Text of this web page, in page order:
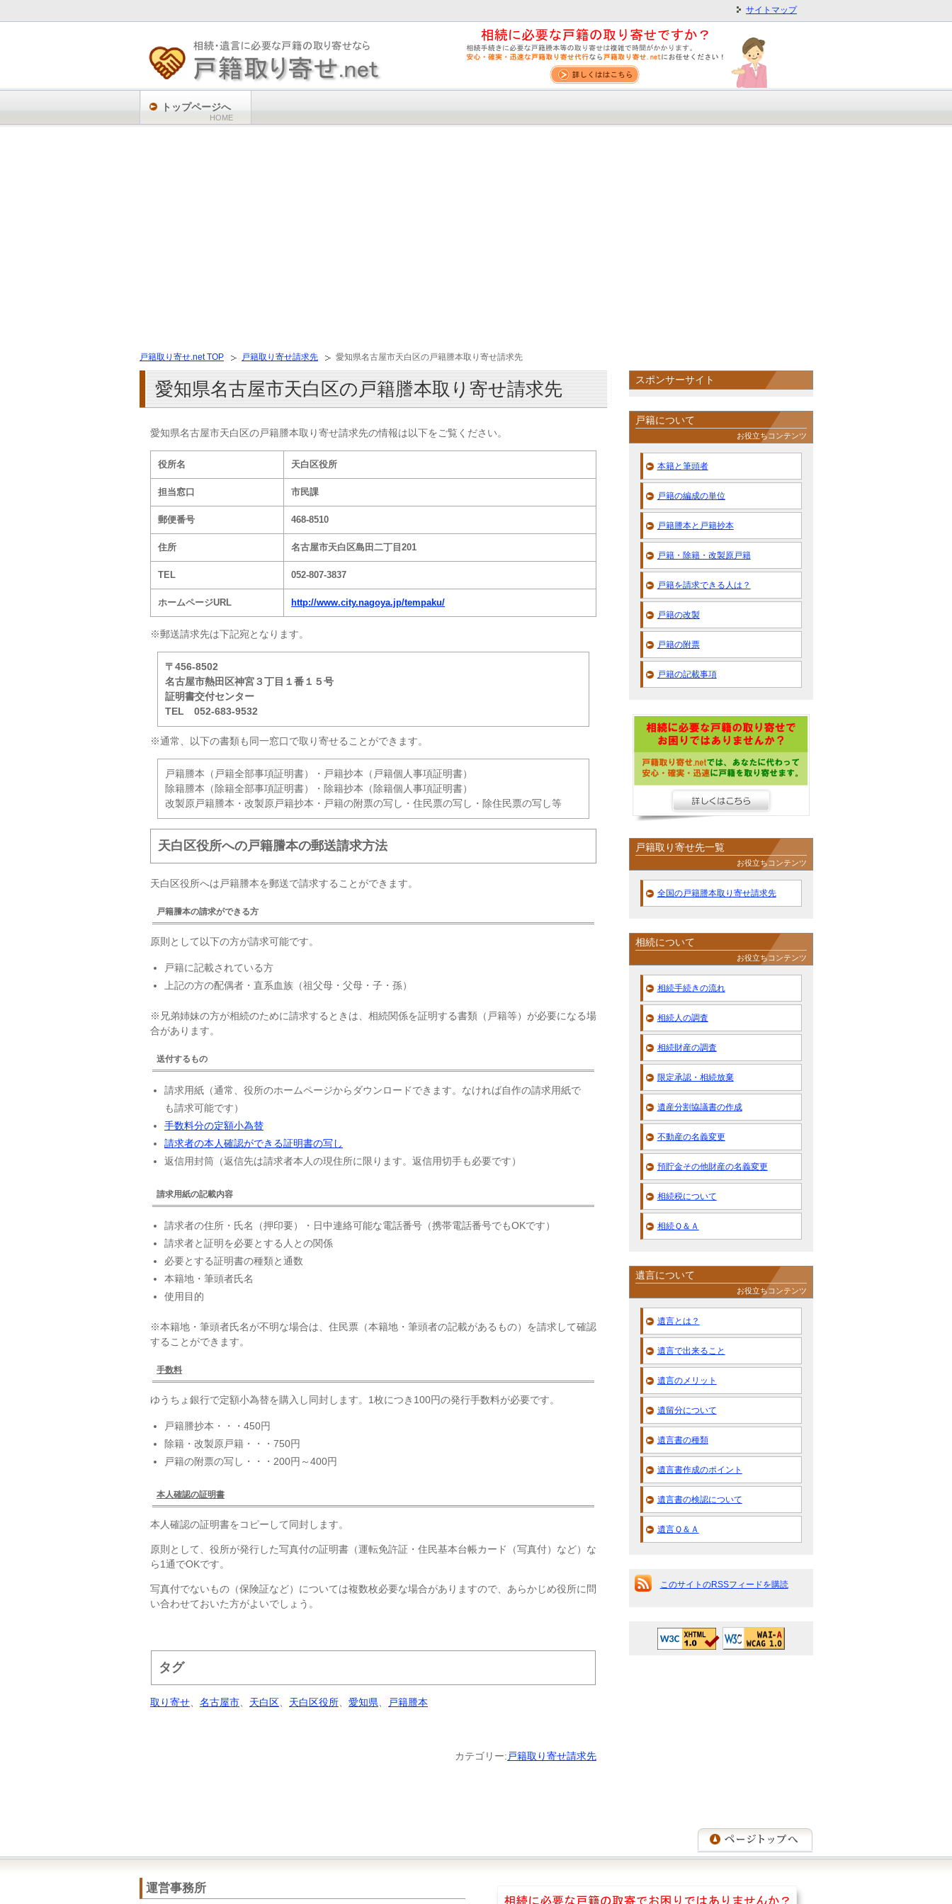
トップページへ
HOME
戸籍取り寄せ.net TOP 戸籍取り寄せ請求先 愛知県名古屋市天白区の戸籍謄本取り寄せ請求先
愛知県名古屋市天白区の戸籍謄本取り寄せ請求先
愛知県名古屋市天白区の戸籍謄本取り寄せ請求先の情報は以下をご覧ください。
役所名 天白区役所
担当窓口 市民課
郵便番号 468-8510
住所 名古屋市天白区島田二丁目201
TEL 052-807-3837
ホームページURL http://www.city.nagoya.jp/tempaku/
※郵送請求先は下記宛となります。
〒456-8502
名古屋市熱田区神宮３丁目１番１５号
証明書交付センター
TEL 052-683-9532
※通常、以下の書類も同一窓口で取り寄せることができます。
戸籍謄本（戸籍全部事項証明書）・戸籍抄本（戸籍個人事項証明書）
除籍謄本（除籍全部事項証明書）・除籍抄本（除籍個人事項証明書）
改製原戸籍謄本・改製原戸籍抄本・戸籍の附票の写し・住民票の写し・除住民票の写し等
天白区役所への戸籍謄本の郵送請求方法
天白区役所へは戸籍謄本を郵送で請求することができます。
戸籍謄本の請求ができる方
原則として以下の方が請求可能です。
戸籍に記載されている方
上記の方の配偶者・直系血族（祖父母・父母・子・孫）
※兄弟姉妹の方が相続のために請求するときは、相続関係を証明する書類（戸籍等）が必要になる場
合があります。
送付するもの
請求用紙（通常、役所のホームページからダウンロードできます。なければ自作の請求用紙で
も請求可能です）
手数料分の定額小為替
請求者の本人確認ができる証明書の写し
返信用封筒（返信先は請求者本人の現住所に限ります。返信用切手も必要です）
請求用紙の記載内容
請求者の住所・氏名（押印要）・日中連絡可能な電話番号（携帯電話番号でもOKです）
請求者と証明を必要とする人との関係
必要とする証明書の種類と通数
本籍地・筆頭者氏名
使用目的
※本籍地・筆頭者氏名が不明な場合は、住民票（本籍地・筆頭者の記載があるもの）を請求して確認
することができます。
手数料
ゆうちょ銀行で定額小為替を購入し同封します。1枚につき100円の発行手数料が必要です。
戸籍謄抄本・・・450円
除籍・改製原戸籍・・・750円
戸籍の附票の写し・・・200円～400円
本人確認の証明書
本人確認の証明書をコピーして同封します。
原則として、役所が発行した写真付の証明書（運転免許証・住民基本台帳カード（写真付）など）な
ら1通でOKです。
写真付でないもの（保険証など）については複数枚必要な場合がありますので、あらかじめ役所に問
い合わせておいた方がよいでしょう。
タグ
取り寄せ、 名古屋市、 天白区、 天白区役所、 愛知県、 戸籍謄本
カテゴリー:戸籍取り寄せ請求先
スポンサーサイト
戸籍について
お役立ちコンテンツ
本籍と筆頭者
戸籍の編成の単位
戸籍謄本と戸籍抄本
戸籍・除籍・改製原戸籍
戸籍を請求できる人は？
戸籍の改製
戸籍の附票
戸籍の記載事項
戸籍取り寄せ先一覧
お役立ちコンテンツ
全国の戸籍謄本取り寄せ請求先
相続について
お役立ちコンテンツ
相続手続きの流れ
相続人の調査
相続財産の調査
限定承認・相続放棄
遺産分割協議書の作成
不動産の名義変更
預貯金その他財産の名義変更
相続税について
相続Ｑ＆Ａ
遺言について
お役立ちコンテンツ
遺言とは？
遺言で出来ること
遺言のメリット
遺留分について
遺言書の種類
遺言書作成のポイント
遺言書の検認について
遺言Ｑ＆Ａ
このサイトのRSSフィードを購読
運営事務所
サイトマップ